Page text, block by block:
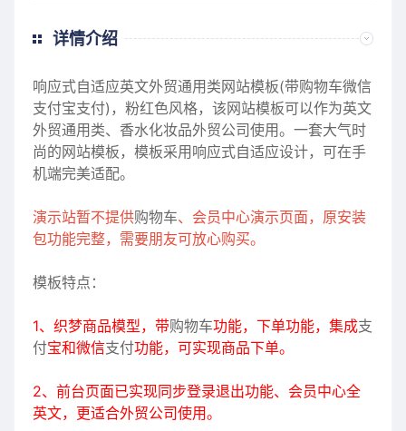
详情介绍
响应式自适应英文外贸通用类网站模板(带购物车微信
支付宝支付)，粉红色风格，该网站模板可以作为英文
外贸通用类、香水化妆品外贸公司使用。一套大气时
尚的网站模板，模板采用响应式自适应设计，可在手
机端完美适配。
演示站暂不提供购物车、会员中心演示页面，原安装
包功能完整，需要朋友可放心购买。
模板特点：
1、织梦商品模型，带购物车功能，下单功能，集成支
付宝和微信支付功能，可实现商品下单。
2、前台页面已实现同步登录退出功能、会员中心全
英文，更适合外贸公司使用。